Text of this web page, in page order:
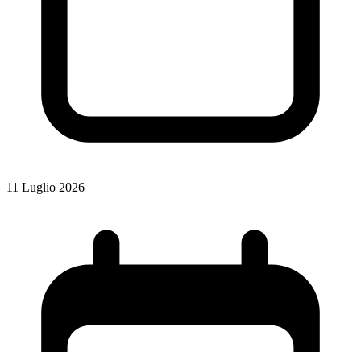
11 Luglio 2026